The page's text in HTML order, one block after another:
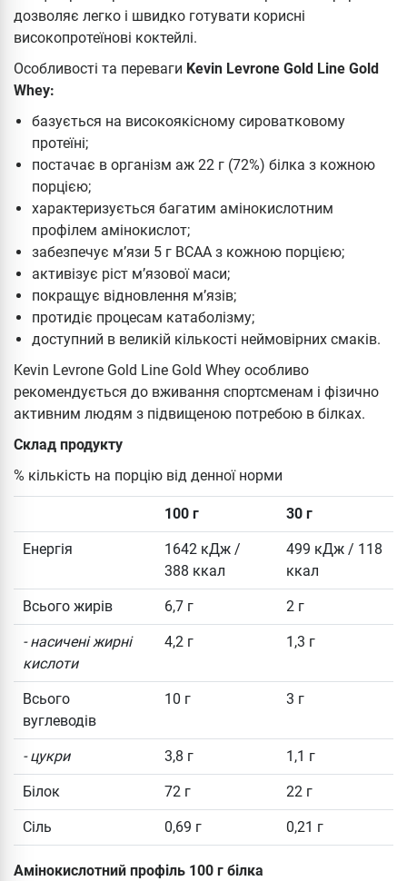
дозволяє легко і швидко готувати корисні
високопротеїнові коктейлі.
Особливості та переваги Kevin Levrone Gold Line Gold
Whey:
базується на високоякісному сироватковому
протеїні;
постачає в організм аж 22 г (72%) білка з кожною
порцією;
характеризується багатим амінокислотним
профілем амінокислот;
забезпечує м’язи 5 г ВСАА з кожною порцією;
активізує ріст м’язової маси;
покращує відновлення м’язів;
протидіє процесам катаболізму;
доступний в великій кількості неймовірних смаків.
Kevin Levrone Gold Line Gold Whey особливо
рекомендується до вживання спортсменам і фізично
активним людям з підвищеною потребою в білках.
Склад продукту
% кількість на порцію від денної норми
100 г 30 г
Енергія
1642 кДж /
388 ккал
499 кДж / 118
ккал
Всього жирів 6,7 г 2 г
- насичені жирні
кислоти
4,2 г 1,3 г
Всього
вуглеводів
10 г 3 г
- цукри 3,8 г 1,1 г
Білок 72 г 22 г
Сіль 0,69 г 0,21 г
Амінокислотний профіль 100 г білка